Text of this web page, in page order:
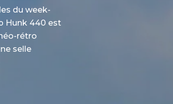
du week-
Hunk 440 est
rétro
selle